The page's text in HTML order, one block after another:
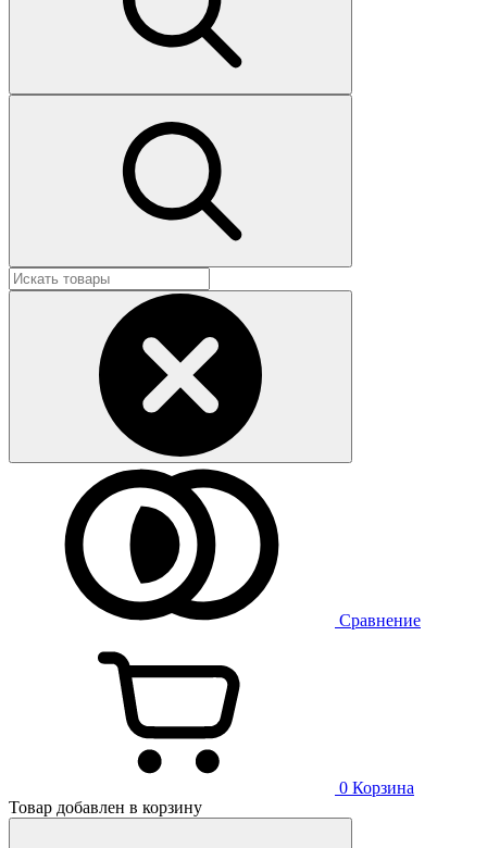
Сравнение
0 Корзина
Товар добавлен в корзину